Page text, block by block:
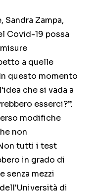
Sandra Zampa,
Covid-19 possa
a quelle
questo momento
che si vada a
esserci?”.
modifiche
non
tutti i test
in grado di
senza mezzi
di